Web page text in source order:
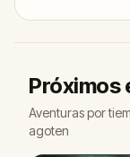
Próximos
Aventuras por
agoten